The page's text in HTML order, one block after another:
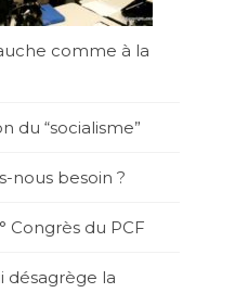
comme à la
du “socialisme”
nous besoin ?
Congrès du PCF
désagrège la